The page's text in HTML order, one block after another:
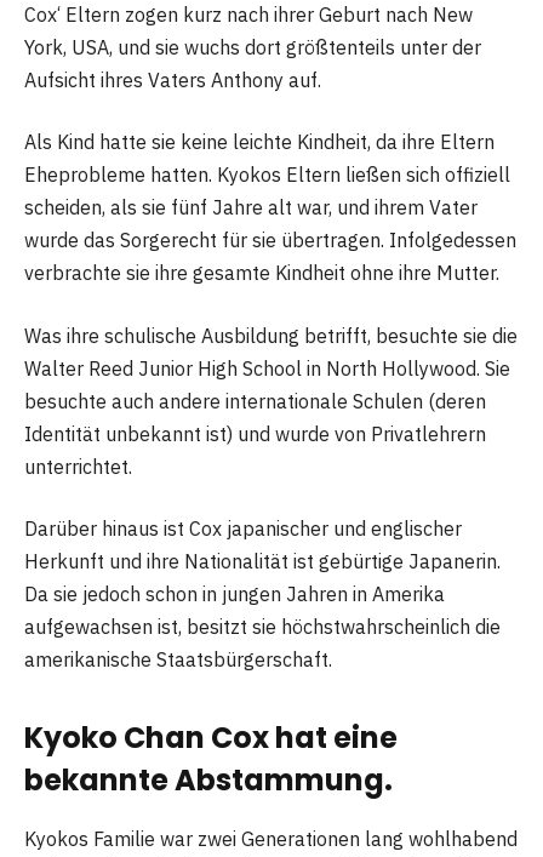
Cox‘ Eltern zogen kurz nach ihrer Geburt nach New
York, USA, und sie wuchs dort größtenteils unter der
Aufsicht ihres Vaters Anthony auf.
Als Kind hatte sie keine leichte Kindheit, da ihre Eltern
Eheprobleme hatten. Kyokos Eltern ließen sich offiziell
scheiden, als sie fünf Jahre alt war, und ihrem Vater
wurde das Sorgerecht für sie übertragen. Infolgedessen
verbrachte sie ihre gesamte Kindheit ohne ihre Mutter.
Was ihre schulische Ausbildung betrifft, besuchte sie die
Walter Reed Junior High School in North Hollywood. Sie
besuchte auch andere internationale Schulen (deren
Identität unbekannt ist) und wurde von Privatlehrern
unterrichtet.
Darüber hinaus ist Cox japanischer und englischer
Herkunft und ihre Nationalität ist gebürtige Japanerin.
Da sie jedoch schon in jungen Jahren in Amerika
aufgewachsen ist, besitzt sie höchstwahrscheinlich die
amerikanische Staatsbürgerschaft.
Kyoko Chan Cox hat eine
bekannte Abstammung.
Kyokos Familie war zwei Generationen lang wohlhabend